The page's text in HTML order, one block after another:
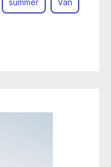
summer Van